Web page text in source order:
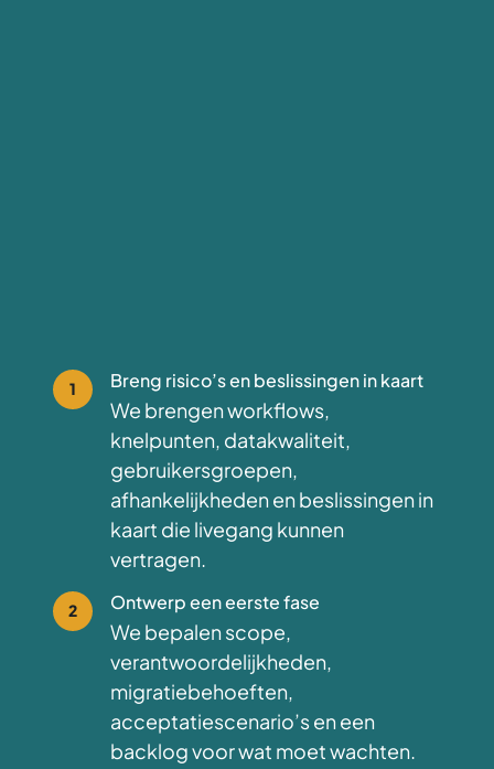
1 Breng risico’s en beslissingen in kaart
We brengen workflows,
knelpunten, datakwaliteit,
gebruikersgroepen,
afhankelijkheden en beslissingen in
kaart die livegang kunnen
vertragen.
2 Ontwerp een eerste fase
We bepalen scope,
verantwoordelijkheden,
migratiebehoeften,
acceptatiescenario’s en een
backlog voor wat moet wachten.